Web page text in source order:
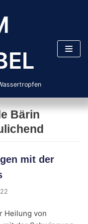
Bärin
mit der
Heilung von